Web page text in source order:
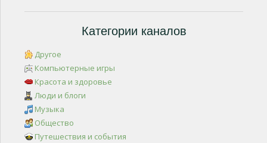
Категории каналов
Другое
Компьютерные игры
Красота и здоровье
Люди и блоги
Музыка
Общество
Путешествия и события